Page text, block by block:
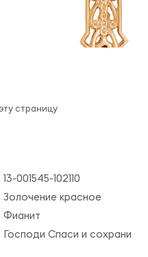
страницу
13-001545-102110
Золочение красное
Фианит
Господи Спаси и сохрани